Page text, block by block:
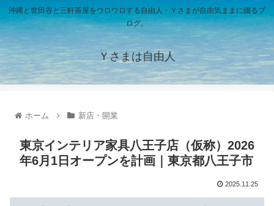
沖縄と世田谷と三軒茶屋をウロウロする自由人・Ｙさまが自由気ままに綴るブ
ログ。
Ｙさまは自由人
ホーム 新店・開業
東京インテリア家具八王子店（仮称）2026
年6月1日オープンを計画｜東京都八王子市
2025.11.25